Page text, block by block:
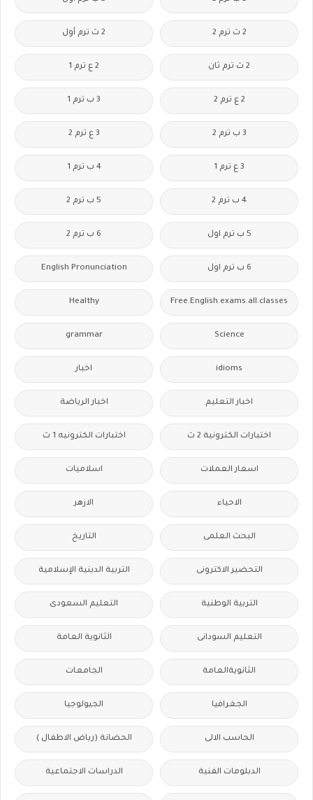
2 ث ترم 2 2 ث ترم أول
2 ث ترم ثان 2 ع ترم 1
2 ع ترم 2 3 ب ترم 1
3 ب ترم 2 3 ع ترم 2
3 ع ترم 1 4 ب ترم 1
4 ب ترم 2 5 ب ترم 2
5 ب ترم اول 6 ب ترم 2
6 ب ترم اول English Pronunciation
Free.English.exams.all.classes
Healthy
Science
grammar
idioms اخبار
اخبار التعليم اخبار الرياضة
اختبارات الكترونية 2 ث اختبارات الكترونيه 1 ث
اسعار العملات اسلاميات
الاحياء الازهر
البحث العلمى التاريخ
التحضير الاكترونى التربية الدينية الإسلامية
التربية الوطنية التعليم السعودى
التعليم السودانى الثانوية العامة
الثانويةالعامة الجامعات
الجغرافيا الجيولوجيا
الحاسب الالى الحضانة (رياض الاطفال )
الدبلومات الفنية الدراسات الاجتماعية